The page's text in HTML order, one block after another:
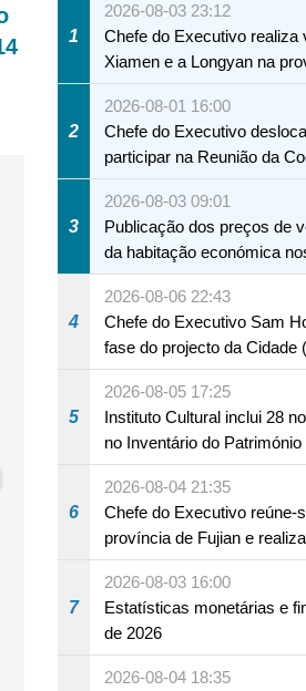
1
2026-08-03 23:12
Chefe do Executivo realiza
Xiamen e a Longyan na
2
2026-08-01 16:00
Chefe do Executivo
participar na Reunião da
Macau
3
2026-08-03 09:01
Publicação dos preços de
da habitação económica
A12 da Zona A dos Novos
4
2026-08-06 22:43
Chefe do Executivo Sam
fase do projecto da Cidade
Educação Internacional de
5
2026-08-05 17:25
Instituto Cultural inclui 28
no Inventário do
6
2026-08-04 21:35
Chefe do Executivo reúne-
província de Fujian e
em Fuzhou
7
2026-08-03 16:00
Estatísticas monetárias e
de 2026
2026-08-04 18:35